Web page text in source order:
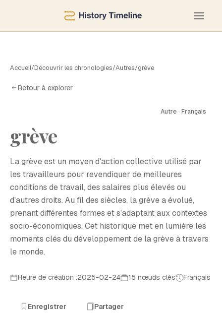
Accueil/Découvrir les chronologies/Autres/grève
Retour à explorer
Autre · Français
grève
La grève est un moyen d'action collective utilisé par
les travailleurs pour revendiquer de meilleures
conditions de travail, des salaires plus élevés ou
d'autres droits. Au fil des siècles, la grève a évolué,
prenant différentes formes et s'adaptant aux contextes
socio-économiques. Cet historique met en lumière les
moments clés du développement de la grève à travers
le monde.
Heure de création :2025-02-24 15 nœuds clés Français
Enregistrer Partager